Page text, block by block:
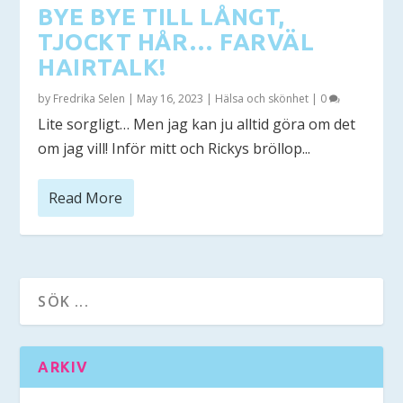
BYE BYE TILL LÅNGT,
TJOCKT HÅR… FARVÄL
HAIRTALK!
by Fredrika Selen | May 16, 2023 | Hälsa och skönhet | 0
Lite sorgligt… Men jag kan ju alltid göra om det
om jag vill! Inför mitt och Rickys bröllop...
Read More
ARKIV